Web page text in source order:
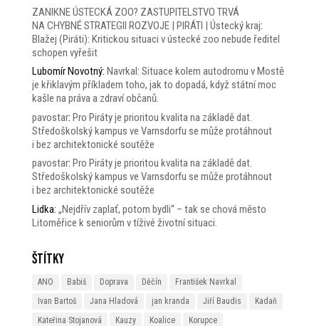
ZANIKNE ÚSTECKÁ ZOO? ZASTUPITELSTVO TRVÁ
NA CHYBNÉ STRATEGII ROZVOJE | PIRÁTI | Ústecký kraj:
Blažej (Piráti): Kritickou situaci v ústecké zoo nebude ředitel
schopen vyřešit
Lubomír Novotný: Navrkal: Situace kolem autodromu v Mostě
je křiklavým příkladem toho, jak to dopadá, když státní moc
kašle na práva a zdraví občanů.
pavostar: Pro Piráty je prioritou kvalita na základě dat.
Středoškolský kampus ve Varnsdorfu se může protáhnout
i bez architektonické soutěže
pavostar: Pro Piráty je prioritou kvalita na základě dat.
Středoškolský kampus ve Varnsdorfu se může protáhnout
i bez architektonické soutěže
Lidka: „Nejdřív zaplať, potom bydli“ – tak se chová město
Litoměřice k seniorům v tíživé životní situaci.
Štítky
ANO Babiš Doprava Děčín
František Navrkal
Ivan Bartoš
Jana Hladová jan kranda Jiří Baudis
Kadaň
Kateřina Stojanová
Kauzy Koalice
Korupce